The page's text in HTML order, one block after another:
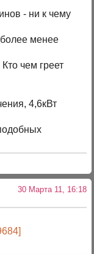
- ни к чему
менее
4,6кВт
30 Марта 11, 16:18